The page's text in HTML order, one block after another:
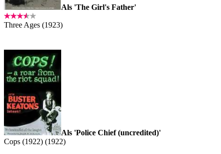
Als 'The Girl's Father'
Three Ages (1923)
Als 'Police Chief (uncredited)'
Cops (1922) (1922)